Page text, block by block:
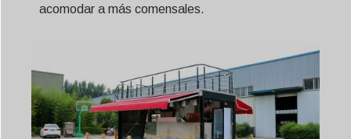
acomodar a más comensales.